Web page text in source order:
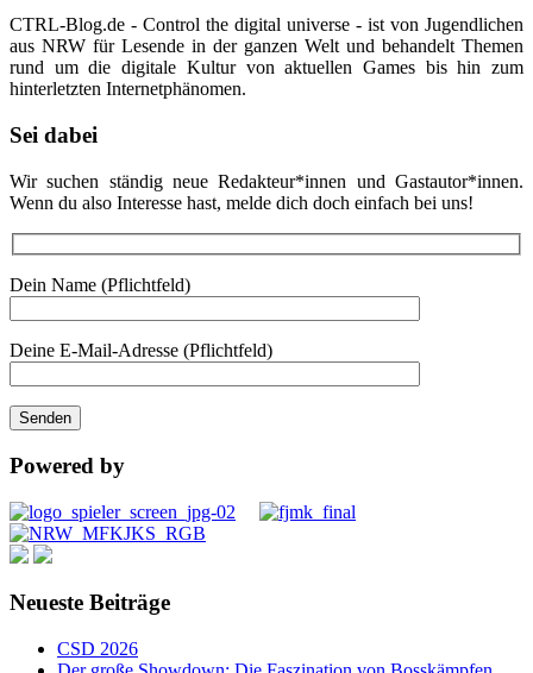
CTRL-Blog.de - Control the digital universe - ist von Jugendlichen
aus NRW für Lesende in der ganzen Welt und behandelt Themen
rund um die digitale Kultur von aktuellen Games bis hin zum
hinterletzten Internetphänomen.
Sei dabei
Wir suchen ständig neue Redakteur*innen und Gastautor*innen.
Wenn du also Interesse hast, melde dich doch einfach bei uns!
Dein Name (Pflichtfeld)
Deine E-Mail-Adresse (Pflichtfeld)
Powered by
Neueste Beiträge
CSD 2026